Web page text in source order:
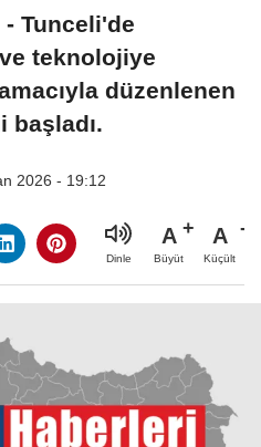
Tunceli'de
teknolojiye
düzenlenen
başladı.
2026 - 19:12
Dinle
A
Büyüt
A
Küçült